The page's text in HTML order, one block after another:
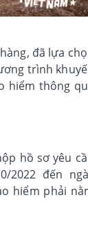
đã lựa
trình
hiểm thông
hồ sơ yêu
2022 đến
hiểm phải